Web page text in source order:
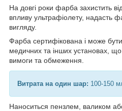
На довгі роки фарба захистить
впливу ультрафіолету, надасть
вигляду.
Фарба сертифікована і може бути
медичних та інших установах, що
вимоги та обмеження.
Витрата на один шар: 100-150
Наноситься пензлем, валиком